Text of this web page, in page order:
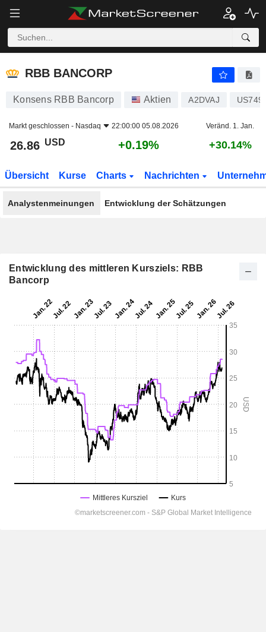
RBB BANCORP
RBB BANCORP
Konsens RBB Bancorp Aktien A2DVAJ
Markt geschlossen - Nasdaq 22:00:00 05.08.2026 Veränd. 1. Jan.
26.86 USD +0.19% +30.14%
Übersicht Kurse Charts Nachrichten
Analystenmeinungen Entwicklung der Schätzungen
Entwicklung des mittleren Kursziels: RBB
Bancorp